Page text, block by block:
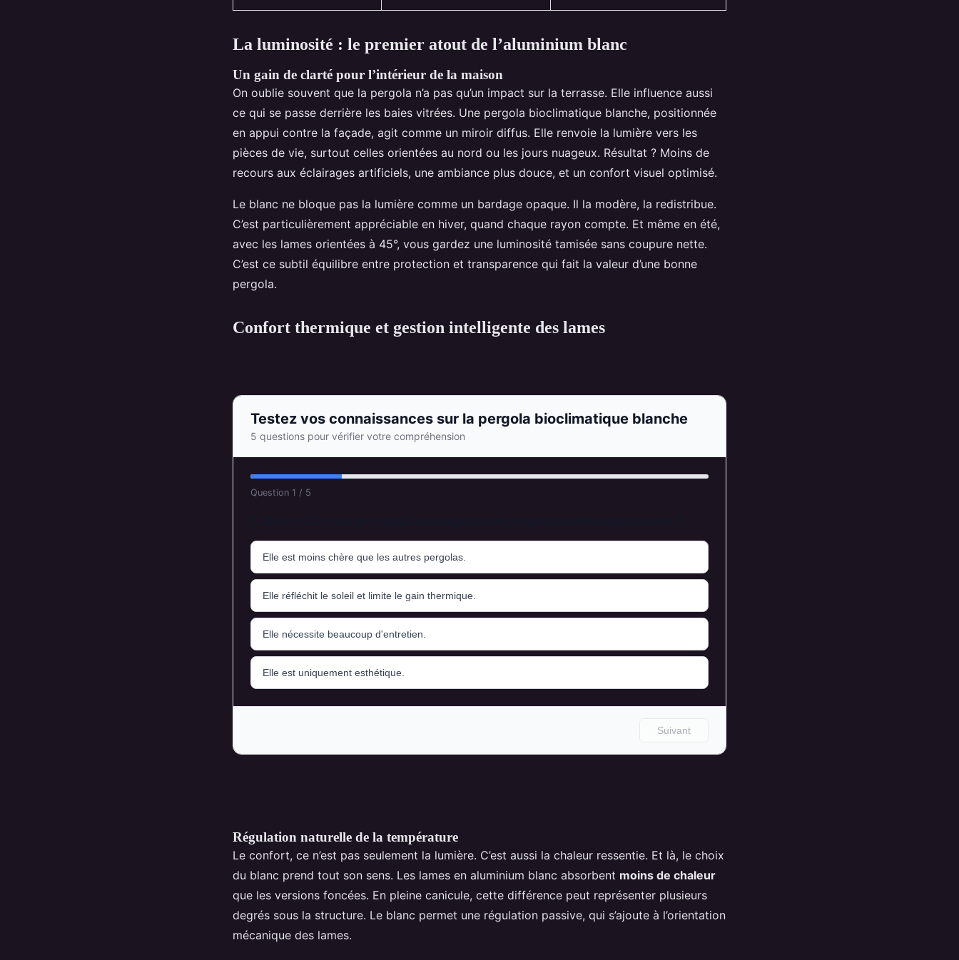
La luminosité : le premier atout de l’aluminium blanc
Un gain de clarté pour l’intérieur de la maison
On oublie souvent que la pergola n’a pas qu’un impact sur la terrasse. Elle influence aussi
ce qui se passe derrière les baies vitrées. Une pergola bioclimatique blanche, positionnée
en appui contre la façade, agit comme un miroir diffus. Elle renvoie la lumière vers les
pièces de vie, surtout celles orientées au nord ou les jours nuageux. Résultat ? Moins de
recours aux éclairages artificiels, une ambiance plus douce, et un confort visuel optimisé.
Le blanc ne bloque pas la lumière comme un bardage opaque. Il la modère, la redistribue.
C’est particulièrement appréciable en hiver, quand chaque rayon compte. Et même en été,
avec les lames orientées à 45°, vous gardez une luminosité tamisée sans coupure nette.
C’est ce subtil équilibre entre protection et transparence qui fait la valeur d’une bonne
pergola.
Confort thermique et gestion intelligente des lames
Régulation naturelle de la température
Le confort, ce n’est pas seulement la lumière. C’est aussi la chaleur ressentie. Et là, le choix
du blanc prend tout son sens. Les lames en aluminium blanc absorbent moins de chaleur
que les versions foncées. En pleine canicule, cette différence peut représenter plusieurs
degrés sous la structure. Le blanc permet une régulation passive, qui s’ajoute à l’orientation
mécanique des lames.